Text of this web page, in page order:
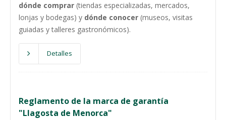
dónde comprar (tiendas especializadas, mercados,
lonjas y bodegas) y dónde conocer (museos, visitas
guiadas y talleres gastronómicos).
Detalles
Reglamento de la marca de garantía
"Llagosta de Menorca"